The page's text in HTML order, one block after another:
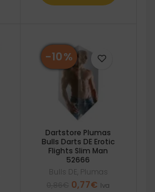
-10%
Dartstore Plumas
Bulls Darts DE Erotic
Flights Slim Man
52666
Bulls DE Plumas
El
0,77€ El
Iva